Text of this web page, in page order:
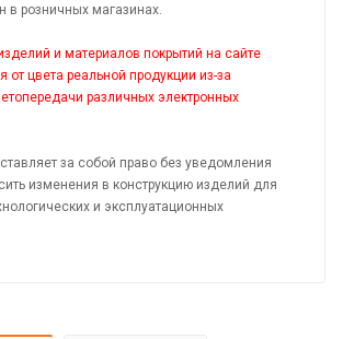
в розничных магазинах.
и материалов покрытий на сайте
от цвета реальной продукции из-за
различных электронных
за собой право без уведомления
изменения в конструкцию изделий для
и эксплуатационных